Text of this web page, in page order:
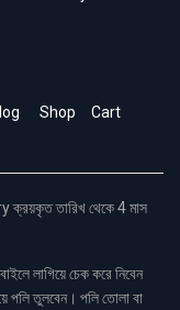
Shop Cart
তারিখ থেকে 4 মাস
লাগিয়ে চেক করে নিবেন
পলি তুলবেন। পলি তোলা বা